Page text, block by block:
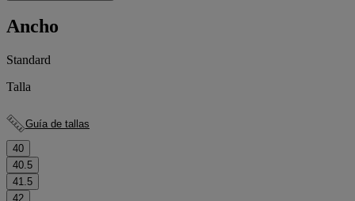
Ancho
Standard
Talla
Guía de tallas
40
40.5
41.5
42